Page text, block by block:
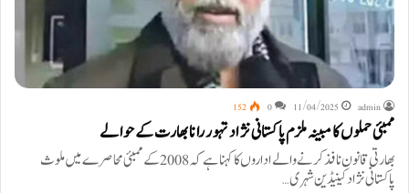
admin
11/04/2025
0
152
ممبئی حملوں کا مبینہ ملزم پاکستانی نژاد تہور رانا بھارت کے حوالے
بھارتی قانون نافذ کرنے والے اداروں کا کہنا ہے کہ 2008 کے ممبئی محاصرے میں ملوث
پاکستانی نژاد کینیڈین شہری…